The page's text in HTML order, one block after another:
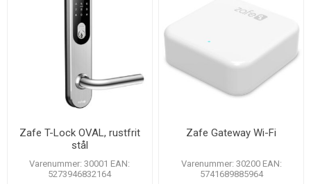
Zafe T-Lock OVAL, rustfrit
stål
Varenummer: 30001 EAN:
5273946832164
Zafe Gateway Wi-Fi
Varenummer: 30200 EAN:
5741689885964